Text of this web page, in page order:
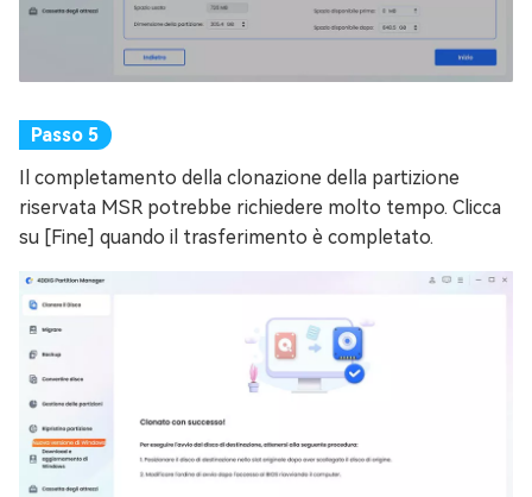
Il completamento della clonazione della partizione
riservata MSR potrebbe richiedere molto tempo. Clicca
su [Fine] quando il trasferimento è completato.